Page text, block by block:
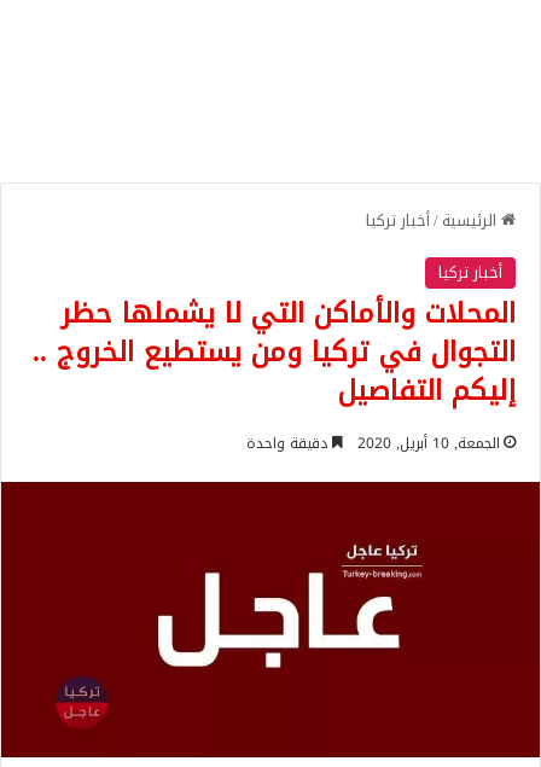
الرئيسية/أخبار تركيا
أخبار تركيا
المحلات والأماكن التي لا يشملها حظر
التجوال في تركيا ومن يستطيع الخروج ..
إليكم التفاصيل
الجمعة, 10 أبريل, 2020 دقيقة واحدة